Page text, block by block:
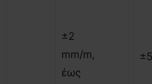
±2
mm/m,
έως